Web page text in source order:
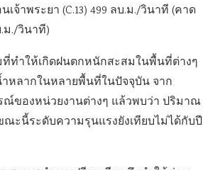
เจ้าพระยา (C.13) 499 ลบ.ม./วินาที (คาด
ม./วินาที)
ทำให้เกิดฝนตกหนักสะสมในพื้นที่ต่างๆ
ำหลากในหลายพื้นที่ในปัจจุบัน จาก
ณ์ของหน่วยงานต่างๆ แล้วพบว่า ปริมาณ
ะนี้ระดับความรุนแรงยังเทียบไม่ได้กับปี